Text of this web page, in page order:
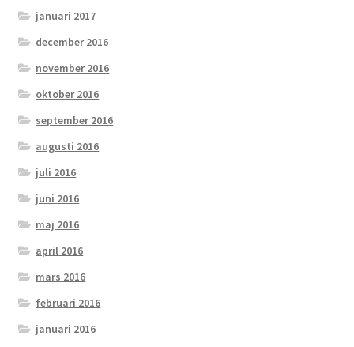
januari 2017
december 2016
november 2016
oktober 2016
september 2016
augusti 2016
juli 2016
juni 2016
maj 2016
april 2016
mars 2016
februari 2016
januari 2016